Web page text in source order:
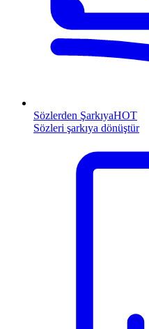
Sözlerden ŞarkıyaHOT
Sözleri şarkıya dönüştür